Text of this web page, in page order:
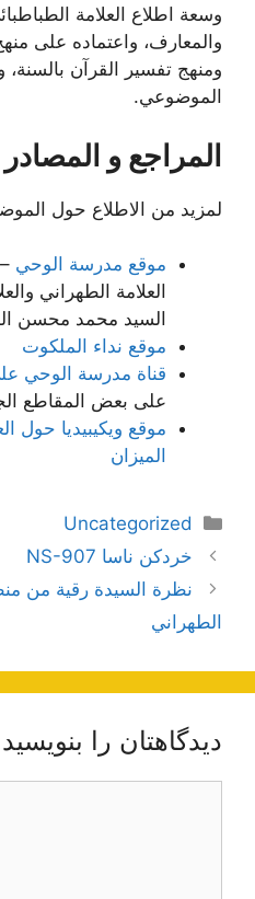
وسعة اطلاع العلامة
والمعارف، واعتماده على
ومنهج تفسير القرآن بالسنة،
الموضوعي.
المراجع و المصادر
لمزيد من الاطلاع حول
موقع مدرسة الوحي
العلامة الطهراني
السيد محمد محسن
موقع نداء الملكوت
قناة مدرسة الوحي
على بعض المقاطع
موقع ويكيبيديا حول
الميزان
دسته‌ها
Uncategorized
ناوبری
نوشته‌ها
خردکن ناسا NS-907
نظرة السيدة رقية من
الطهراني
دیدگاهتان را بنویسید